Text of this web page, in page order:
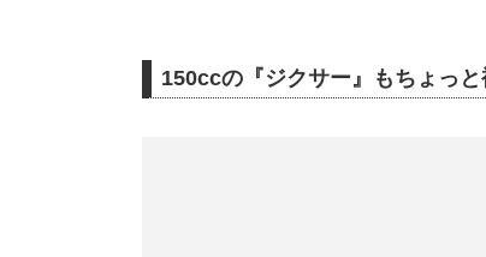
150ccの『ジクサー』もちょっと